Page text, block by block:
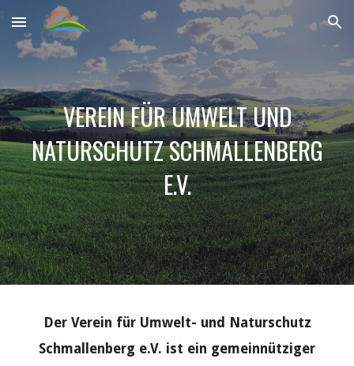
Skip to main content Skip to navigation
VEREIN FÜR UMWELT UND
NATURSCHUTZ SCHMALLENBERG
E.V.
Der Verein für Umwelt- und Naturschutz
Schmallenberg e.V. ist ein gemeinnütziger